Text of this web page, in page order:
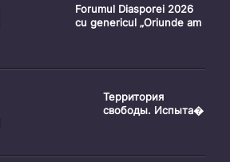
Forumul Diasporei 2026
cu genericul „Oriunde am
Территория
свободы. Испыта�